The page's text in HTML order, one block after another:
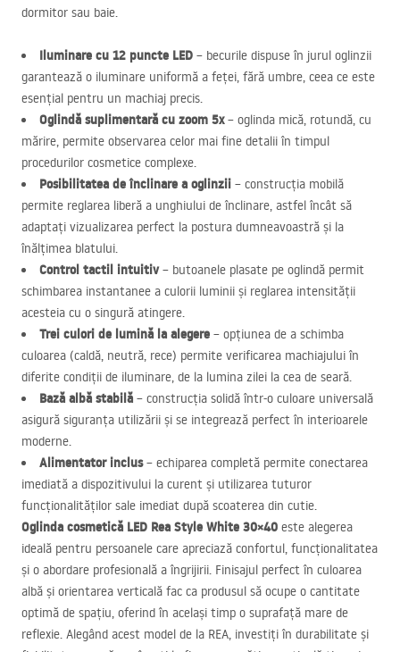
dormitor sau baie.
Iluminare cu 12 puncte LED – becurile dispuse în jurul oglinzii
garantează o iluminare uniformă a feței, fără umbre, ceea ce este
esențial pentru un machiaj precis.
Oglindă suplimentară cu zoom 5x– oglinda mică, rotundă, cu
mărire, permite observarea celor mai fine detalii în timpul
procedurilor cosmetice complexe.
Posibilitatea de înclinare a oglinzii – construcția mobilă
permite reglarea liberă a unghiului de înclinare, astfel încât să
adaptați vizualizarea perfect la postura dumneavoastră și la
înălțimea blatului.
Control tactil intuitiv– butoanele plasate pe oglindă permit
schimbarea instantanee a culorii luminii și reglarea intensității
acesteia cu o singură atingere.
Trei culori de lumină la alegere – opțiunea de a schimba
culoarea (caldă, neutră, rece) permite verificarea machiajului în
diferite condiții de iluminare, de la lumina zilei la cea de seară.
Bază albă stabilă – construcția solidă într-o culoare universală
asigură siguranța utilizării și se integrează perfect în interioarele
moderne.
Alimentator inclus– echiparea completă permite conectarea
imediată a dispozitivului la curent și utilizarea tuturor
funcționalităților sale imediat după scoaterea din cutie.
Oglinda cosmetică LED Rea Style White 30×40 este alegerea
ideală pentru persoanele care apreciază confortul, funcționalitatea
și o abordare profesională a îngrijirii. Finisajul perfect în culoarea
albă și orientarea verticală fac ca produsul să ocupe o cantitate
optimă de spațiu, oferind în același timp o suprafață mare de
reflexie. Alegând acest model de la REA, investiți în durabilitate și